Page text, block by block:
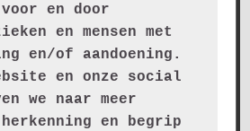
en door
en mensen met
en/of aandoening.
en onze social
we naar meer
en begrip